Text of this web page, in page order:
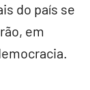
do país se
em